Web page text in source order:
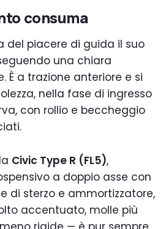
consuma
del piacere di guida il suo
una chiara
È a trazione anteriore e si
nella fase di ingresso
con rollio e beccheggio
Civic Type R (FL5),
a doppio asse con
di sterzo e ammortizzatore,
accentuato, molle più